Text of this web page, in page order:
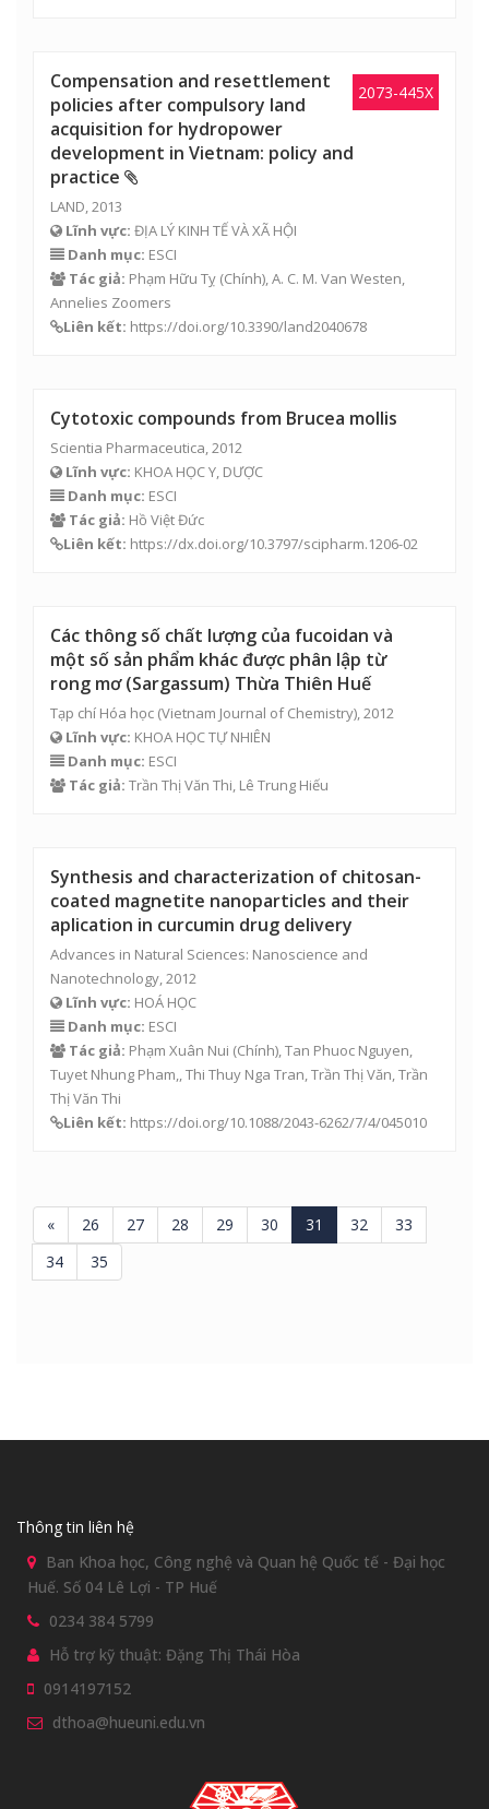
2073-445X
Compensation and resettlement
policies after compulsory land
acquisition for hydropower
development in Vietnam: policy and
practice
LAND, 2013
Lĩnh vực: ĐỊA LÝ KINH TẾ VÀ XÃ HỘI
Danh mục: ESCI
Tác giả: Phạm Hữu Tỵ (Chính), A. C. M. Van Westen,
Annelies Zoomers
Liên kết: https://doi.org/10.3390/land2040678
Cytotoxic compounds from Brucea mollis
Scientia Pharmaceutica, 2012
Lĩnh vực: KHOA HỌC Y, DƯỢC
Danh mục: ESCI
Tác giả: Hồ Việt Đức
Liên kết: https://dx.doi.org/10.3797/scipharm.1206-02
Các thông số chất lượng của fucoidan và
một số sản phẩm khác được phân lập từ
rong mơ (Sargassum) Thừa Thiên Huế
Tạp chí Hóa học (Vietnam Journal of Chemistry), 2012
Lĩnh vực: KHOA HỌC TỰ NHIÊN
Danh mục: ESCI
Tác giả: Trần Thị Văn Thi , Lê Trung Hiếu
Synthesis and characterization of chitosan-
coated magnetite nanoparticles and their
aplication in curcumin drug delivery
Advances in Natural Sciences: Nanoscience and
Nanotechnology, 2012
Lĩnh vực: HOÁ HỌC
Danh mục: ESCI
Tác giả: Phạm Xuân Nui (Chính), Tan Phuoc Nguyen,
Tuyet Nhung Pham,, Thi Thuy Nga Tran, Trần Thị Văn, Trần
Thị Văn Thi
Liên kết: https://doi.org/10.1088/2043-6262/7/4/045010
« 26 27 28 29 30 31 32
33
34
35
Thông tin liên hệ
Ban Khoa học, Công nghệ và Quan hệ Quốc tế - Đại học
Huế. Số 04 Lê Lợi - TP Huế
0234 384 5799
Hỗ trợ kỹ thuật: Đặng Thị Thái Hòa
0914197152
dthoa@hueuni.edu.vn